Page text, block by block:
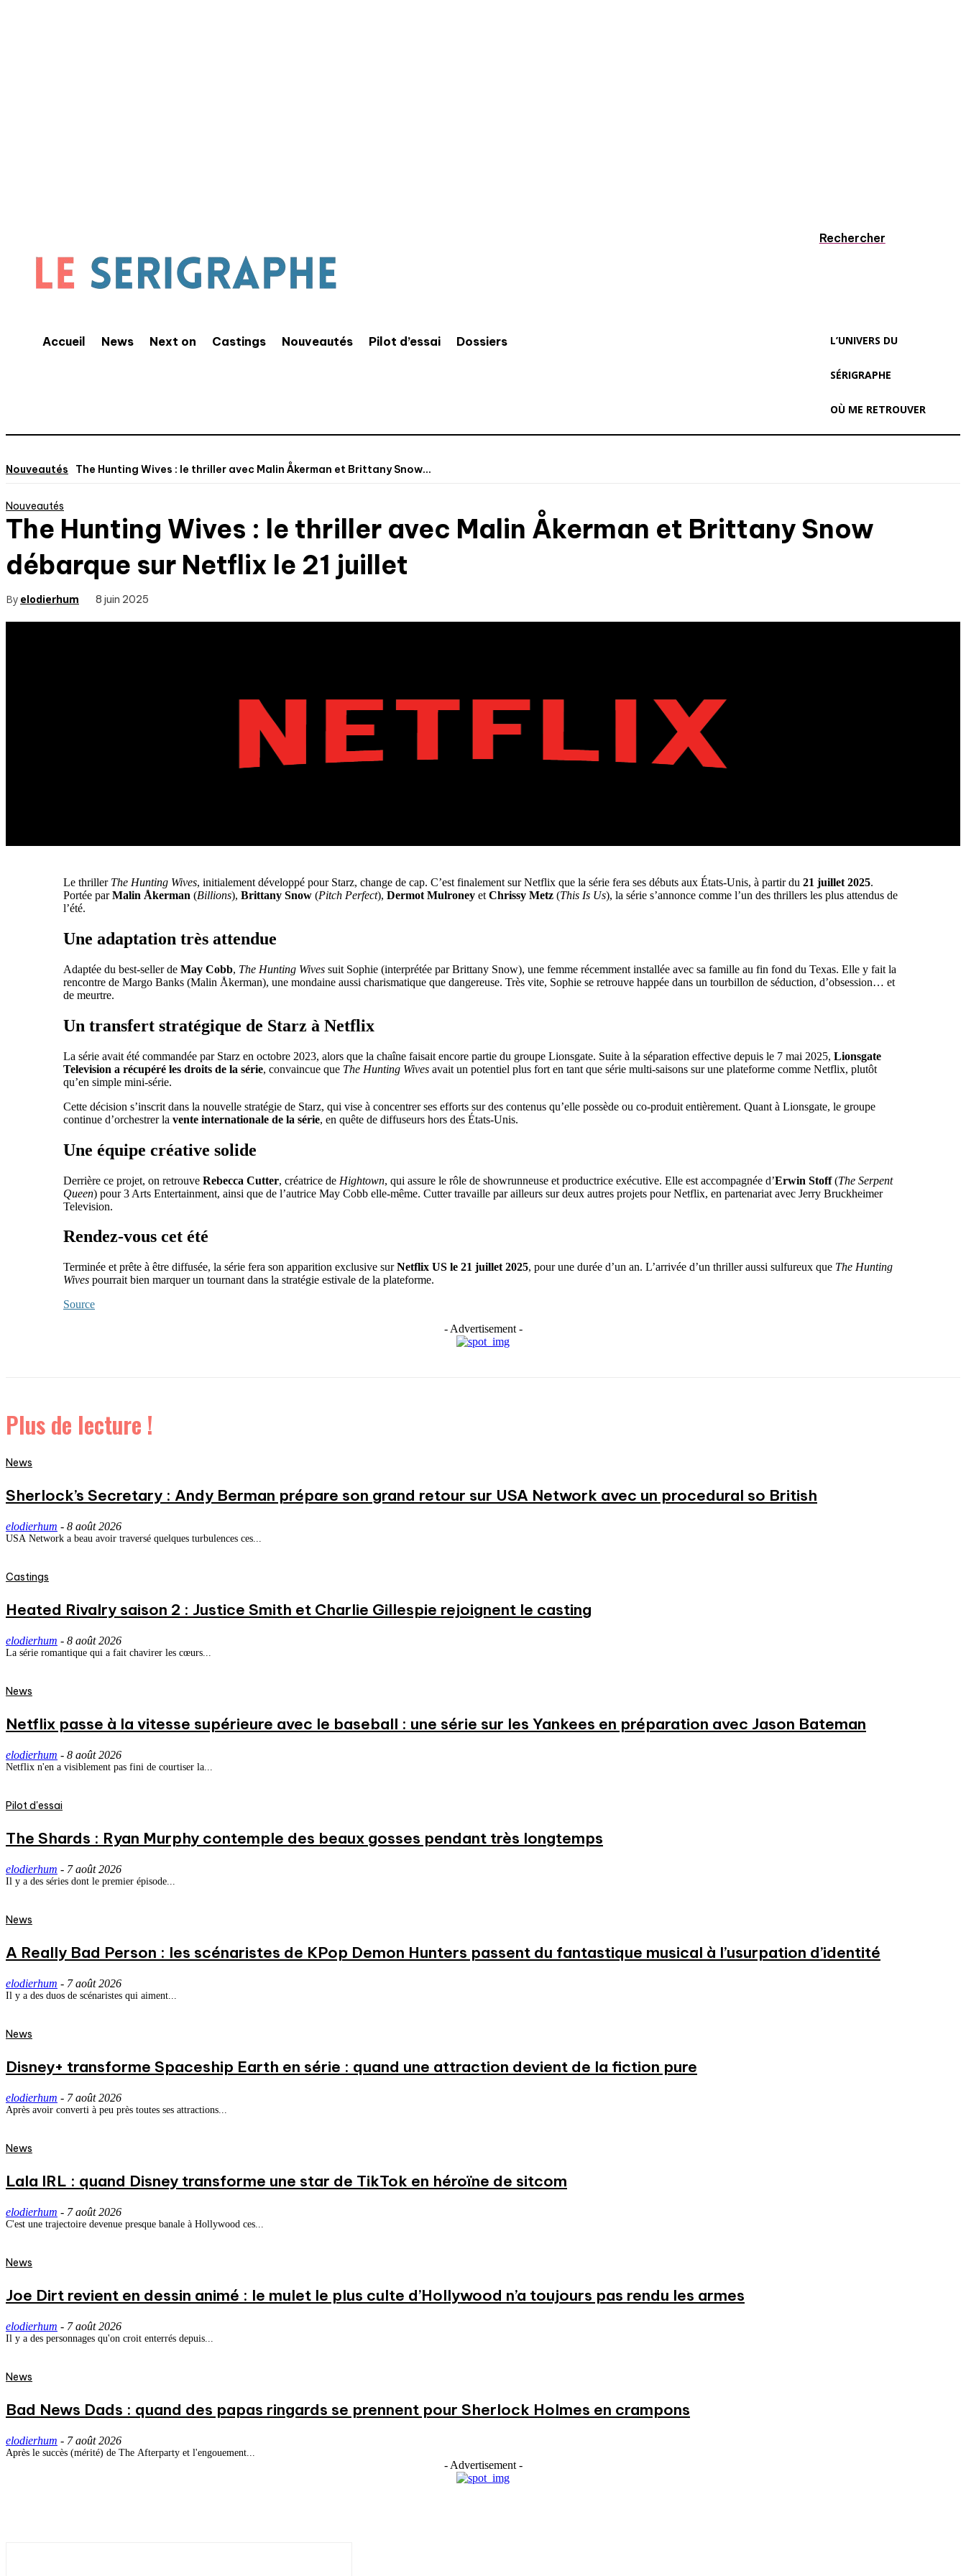
Accueil News Next on Castings Nouveautés Pilot d’essai Dossiers
Rechercher
L’UNIVERS DU
SÉRIGRAPHE
OÙ ME RETROUVER
Nouveautés The Hunting Wives : le thriller avec Malin Åkerman et Brittany Snow...
Nouveautés
The Hunting Wives : le thriller avec Malin Åkerman et Brittany Snow
débarque sur Netflix le 21 juillet
By elodierhum 8 juin 2025
Le thriller The Hunting Wives, initialement développé pour Starz, change de cap. C’est finalement sur Netflix que la série fera ses débuts aux États-Unis, à partir du 21 juillet 2025.
Portée parMalin Åkerman (Billions), Brittany Snow (Pitch Perfect), Dermot Mulroney et Chrissy Metz (This Is Us), la série s’annonce comme l’un des thrillers les plus attendus de
l’été.
Une adaptation très attendue
Adaptée du best-seller de May Cobb, The Hunting Wives suit Sophie (interprétée par Brittany Snow), une femme récemment installée avec sa famille au fin fond du Texas. Elle y fait la
rencontre de Margo Banks (Malin Åkerman), une mondaine aussi charismatique que dangereuse. Très vite, Sophie se retrouve happée dans un tourbillon de séduction, d’obsession… et
de meurtre.
Un transfert stratégique de Starz à Netflix
La série avait été commandée par Starz en octobre 2023, alors que la chaîne faisait encore partie du groupe Lionsgate. Suite à la séparation effective depuis le 7 mai 2025, Lionsgate
Television a récupéré les droits de la série, convaincue que The Hunting Wives avait un potentiel plus fort en tant que série multi-saisons sur une plateforme comme Netflix, plutôt
qu’en simple mini-série.
Cette décision s’inscrit dans la nouvelle stratégie de Starz, qui vise à concentrer ses efforts sur des contenus qu’elle possède ou co-produit entièrement. Quant à Lionsgate, le groupe
continue d’orchestrer la vente internationale de la série, en quête de diffuseurs hors des États-Unis.
Une équipe créative solide
Derrière ce projet, on retrouve Rebecca Cutter, créatrice de Hightown, qui assure le rôle de showrunneuse et productrice exécutive. Elle est accompagnée d’Erwin Stoff(The Serpent
Queen) pour 3 Arts Entertainment, ainsi que de l’autrice May Cobb elle-même. Cutter travaille par ailleurs sur deux autres projets pour Netflix, en partenariat avec Jerry Bruckheimer
Television.
Rendez-vous cet été
Terminée et prête à être diffusée, la série fera son apparition exclusive surNetflix US le 21 juillet 2025, pour une durée d’un an. L’arrivée d’un thriller aussi sulfureux que The Hunting
Wives pourrait bien marquer un tournant dans la stratégie estivale de la plateforme.
Source
- Advertisement -
Plus de lecture !
News
Sherlock’s Secretary : Andy Berman prépare son grand retour sur USA Network avec un procedural so British
elodierhum - 8 août 2026
USA Network a beau avoir traversé quelques turbulences ces...
Castings
Heated Rivalry saison 2 : Justice Smith et Charlie Gillespie rejoignent le casting
elodierhum - 8 août 2026
La série romantique qui a fait chavirer les cœurs...
News
Netflix passe à la vitesse supérieure avec le baseball : une série sur les Yankees en préparation avec Jason Bateman
elodierhum - 8 août 2026
Netflix n'en a visiblement pas fini de courtiser la...
Pilot d'essai
The Shards : Ryan Murphy contemple des beaux gosses pendant très longtemps
elodierhum - 7 août 2026
Il y a des séries dont le premier épisode...
News
A Really Bad Person : les scénaristes de KPop Demon Hunters passent du fantastique musical à l’usurpation d’identité
elodierhum - 7 août 2026
Il y a des duos de scénaristes qui aiment...
News
Disney+ transforme Spaceship Earth en série : quand une attraction devient de la fiction pure
elodierhum - 7 août 2026
Après avoir converti à peu près toutes ses attractions...
News
Lala IRL : quand Disney transforme une star de TikTok en héroïne de sitcom
elodierhum - 7 août 2026
C'est une trajectoire devenue presque banale à Hollywood ces...
News
Joe Dirt revient en dessin animé : le mulet le plus culte d’Hollywood n’a toujours pas rendu les armes
elodierhum - 7 août 2026
Il y a des personnages qu'on croit enterrés depuis...
News
Bad News Dads : quand des papas ringards se prennent pour Sherlock Holmes en crampons
elodierhum - 7 août 2026
Après le succès (mérité) de The Afterparty et l'engouement...
- Advertisement -